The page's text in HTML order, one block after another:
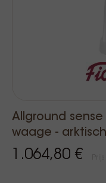
Allground
waage -
1.064,80 €